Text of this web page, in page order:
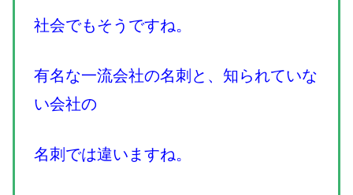
社会でもそうですね。
有名な一流会社の名刺と、知られていな
い会社の
名刺では違いますね。